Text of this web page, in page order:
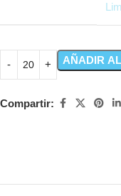
AÑADIR
Compartir: